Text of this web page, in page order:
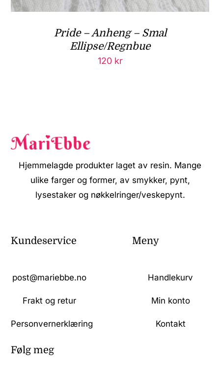
Pride – Anheng – Smal
Ellipse/Regnbue
120 kr
Hjemmelagde produkter laget av resin. Mange
ulike farger og former, av smykker, pynt,
lysestaker og nøkkelringer/veskepynt.
Kundeservice
post@mariebbe.no
Frakt og retur
Personvernerklæring
Meny
Handlekurv
Min konto
Kontakt
Følg meg